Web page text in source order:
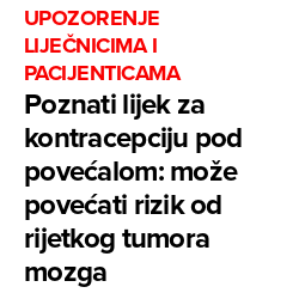
UPOZORENJE
LIJEČNICIMA I
PACIJENTICAMA
Poznati lijek za
kontracepciju pod
povećalom: može
povećati rizik od
rijetkog tumora
mozga